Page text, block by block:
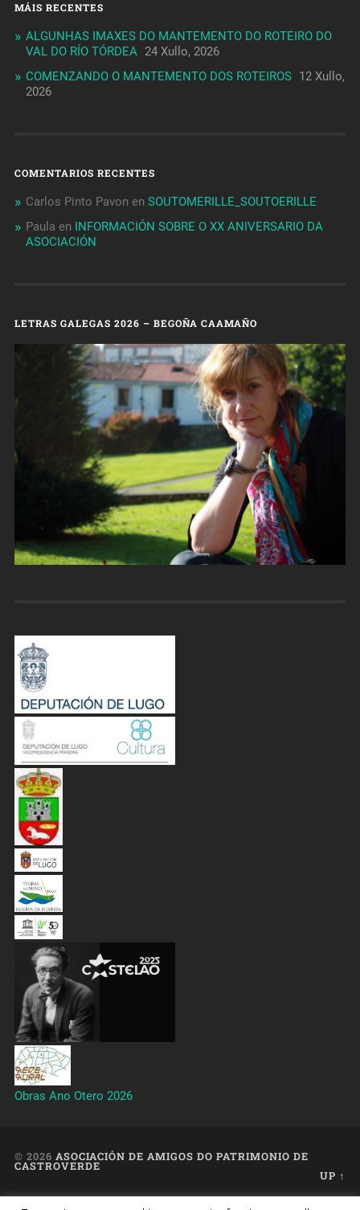
MÁIS RECENTES
ALGUNHAS IMAXES DO MANTEMENTO DO ROTEIRO DO
VAL DO RÍO TÓRDEA 24 Xullo, 2026
COMENZANDO O MANTEMENTO DOS ROTEIROS 12 Xullo,
2026
COMENTARIOS RECENTES
Carlos Pinto Pavon en SOUTOMERILLE_SOUTOERILLE
Paula en
INFORMACIÓN SOBRE O XX ANIVERSARIO DA
ASOCIACIÓN
LETRAS GALEGAS 2026 – BEGOÑA CAAMAÑO
Obras Ano Otero 2026
© 2026 ASOCIACIÓN DE AMIGOS DO PATRIMONIO DE
CASTROVERDE
UP ↑